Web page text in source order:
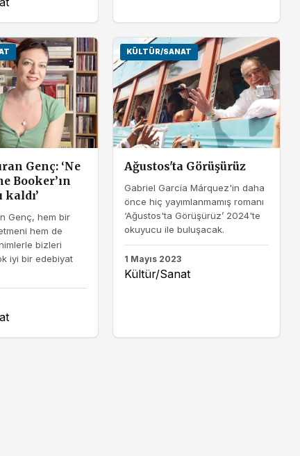
Genç: ‘Ne
Booker’ın
kaldı’
Genç, hem bir
hem de
bizleri
iyi bir edebiyat
KÜLTÜR/SANAT
Ağustos'ta Görüşürüz
Gabriel García Márquez'in daha
önce hiç yayımlanmamış romanı
‘Ağustos'ta Görüşürüz’ 2024'te
okuyucu ile buluşacak.
1 Mayıs 2023
Kültür/Sanat